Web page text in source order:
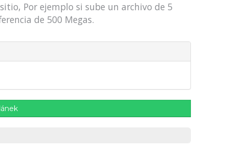
Por ejemplo si sube un archivo de 5
de 500 Megas.